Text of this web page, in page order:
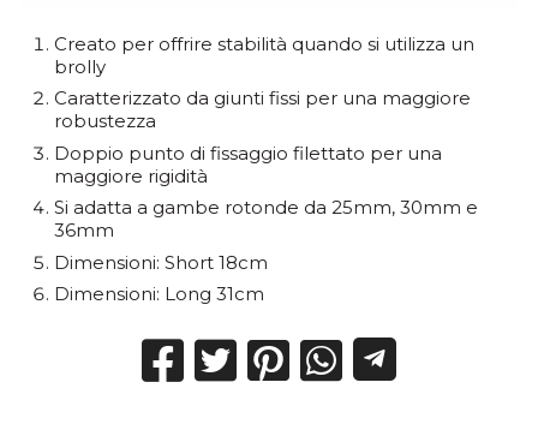
Creato per offrire stabilità quando si utilizza un
brolly
Caratterizzato da giunti fissi per una maggiore
robustezza
Doppio punto di fissaggio filettato per una
maggiore rigidità
Si adatta a gambe rotonde da 25mm, 30mm e
36mm
Dimensioni: Short 18cm
Dimensioni: Long 31cm